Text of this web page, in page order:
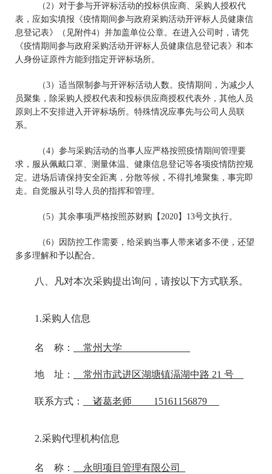
（2）对于参与开评标活动的投标供应商、采购人授权代
表，应如实填报《疫情期间参与政府采购活动开评标人员健康信
息登记表》（见附件4）并加盖单位公章。在进入公司时，请凭
《疫情期间参与政府采购活动开评标人员健康信息登记表》和本
人身份证原件方能到指定开评标场所。
（3）适当限制参与开评标活动人数。疫情期间，为减少人
员聚集，除采购人授权代表和投标供应商授权代表外，其他人员
原则上不安排进入开评标场所。特殊情况应事先与公司人员联
系。
（4）参与采购活动的当事人应严格按照疫情期间管理要
求，服从佩戴口罩、测量体温、健康信息登记等各项疫情防控规
定。进场后请保持安全距离，分散等候，不得扎堆聚集，事完即
走。自觉服从引导人员的指挥和管理。
（5）其余事项严格按照苏财购【2020】13号文执行。
（6）因防控工作需要，给采购当事人带来诸多不便，还望
多多理解和予以配合。
八、凡对本次采购提出询问，请按以下方式联系。
1.采购人信息
名 称： 常州大学
地 址： 常州市武进区湖塘镇滆湖中路 21 号
联系方式： 诸葛老师 15161156879
2.采购代理机构信息
名 称： 永明项目管理有限公司